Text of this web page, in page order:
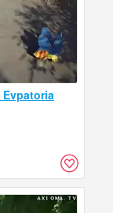
Evpatoria